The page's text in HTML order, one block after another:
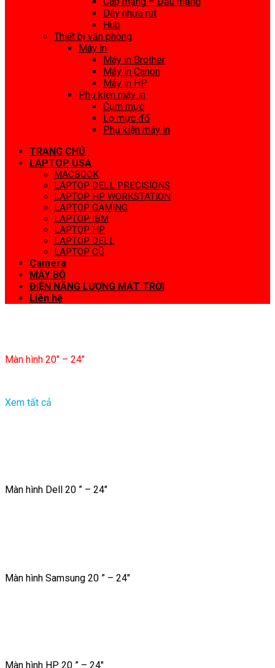
Dây nhựa rút
Hub
Thiết bị văn phòng
Máy in
Máy in Brother
Máy in Canon
Máy in HP
Phụ kiện máy in
Cụm mực
Lọ mực đổ
Phụ kiện máy in
TRANG CHỦ
LAPTOP USA
MACBOOK
LAPTOP DELL PRECISIONS
LAPTOP HP WORKSTATION
LAPTOP GAMING
LAPTOP IBM
LAPTOP HP
LAPTOP DELL
LAPTOP CŨ
Camera
MÁY BỘ
ĐIỆN NĂNG LƯỢNG MẶT TRỜI
Liên hệ
Màn hình 20″ – 24″
Xem tất cả
Màn hình Dell 20 ” – 24″
Màn hình Samsung 20 ” – 24″
Màn hình HP 20 ” – 24″